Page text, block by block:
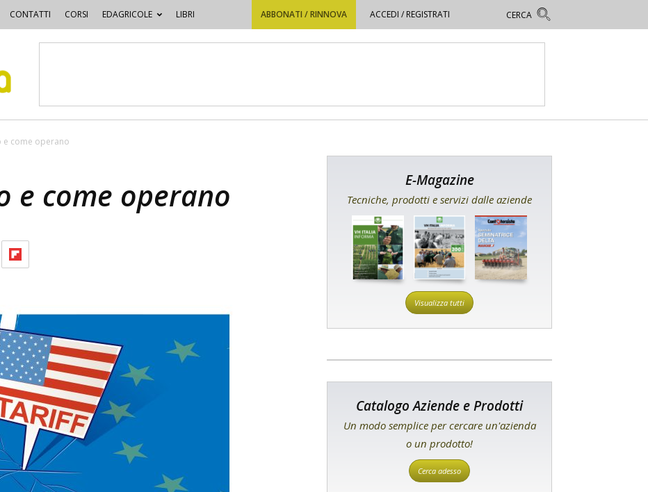
CONTATTI CORSI EDAGRICOLE LIBRI ABBONATI / RINNOVA ACCEDI / REGISTRATI
e come operano
e come operano E-Magazine
Tecniche, prodotti e servizi dalle aziende
Visualizza tutti
Catalogo Aziende e Prodotti
Un modo semplice per cercare un'azienda
o un prodotto!
Cerca adesso